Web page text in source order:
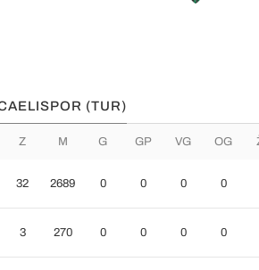
(TUR)
Z M G GP VG OG
32 2689 0 0 0 0
3 270 0 0 0 0